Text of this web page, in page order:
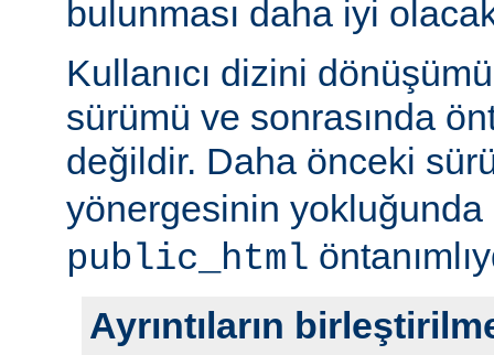
bulunması daha iyi
Kullanıcı dizini
sürümü ve sonrasında
değildir. Daha önceki
yönergesinin yokluğunda
public_html
Ayrıntıların